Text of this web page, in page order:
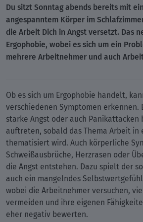
Du sitzt Sonntag abends bereits mit
angespanntem Körper im
die Arbeit Dich in Angst versetzt. Das
Ergophobie, wobei es sich um ein
mehrere Arbeitnehmer und auch
Ob es sich um Ergophobie handelt,
verschiedenen Symptomen erkennen.
starke Angst oder auch
auftreten, sobald das Thema Arbeit in
thematisiert wird. Auch körperliche
Schweißausbrüche, Herzrasen oder
die Angst entstehen. Dazu spielt der
auch ein mangelndes
wobei die Arbeitnehmer versuchen,
vermeiden und ihre eigenen
eher negativ bewerten.